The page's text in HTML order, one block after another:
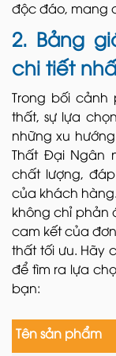
độc đáo, mang
2. Bảng
chi tiết
Trong bối
thất, sự lựa
những xu
Thất Đại Ngân
chất lượng,
của khách
không chỉ phản
cam kết của
thất tối ưu. Hãy
để tìm ra lựa
bạn:
Tên sản phẩm